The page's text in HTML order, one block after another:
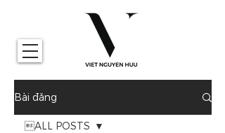
Bài đăng
ALL POSTS